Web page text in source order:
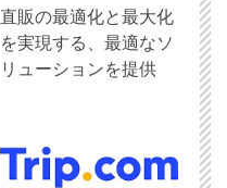
直販の最適化と最大化
を実現する、最適なソ
リューションを提供